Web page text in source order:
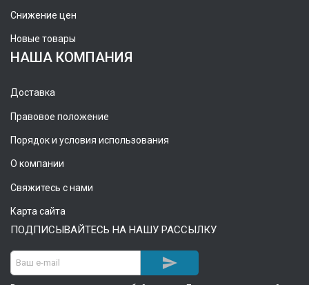
Снижение цен
Новые товары
НАША КОМПАНИЯ
Доставка
Правовое положение
Порядок и условия использования
О компании
Свяжитесь с нами
Карта сайта
ПОДПИСЫВАЙТЕСЬ НА НАШУ РАССЫЛКУ
